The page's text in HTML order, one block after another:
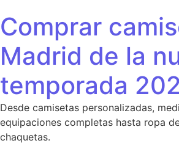
Comprar
Madrid de la
temporada
Desde camisetas personalizadas,
equipaciones completas hasta ropa
chaquetas.